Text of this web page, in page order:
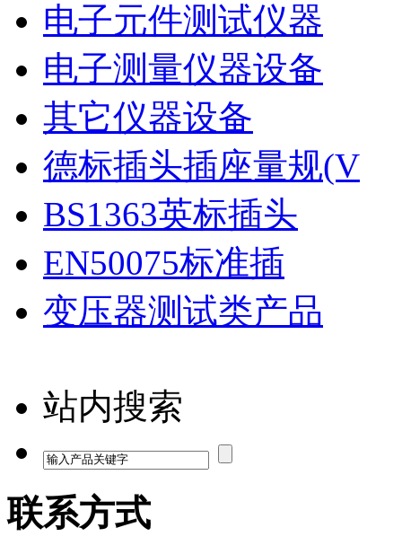
电子元件测试仪器
电子测量仪器设备
其它仪器设备
德标插头插座量规(V
BS1363英标插头
EN50075标准插
变压器测试类产品
站内搜索
联系方式